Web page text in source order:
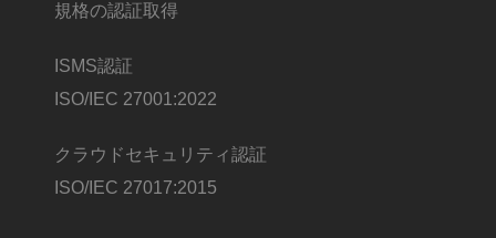
規格の認証取得
ISMS認証
ISO/IEC 27001:2022
クラウドセキュリティ認証
ISO/IEC 27017:2015